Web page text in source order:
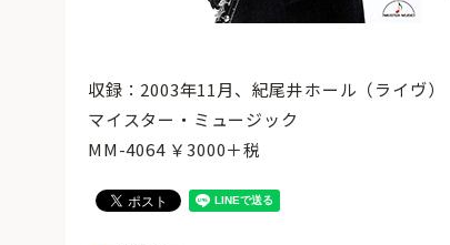
収録：2003年11月、紀尾井ホール（ライヴ）
マイスター・ミュージック
MM-4064 ￥3000＋税